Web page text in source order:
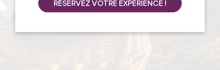
L'AVENTURE COMMENCE
RÉSERVEZ VOTRE EXPÉRIENCE !